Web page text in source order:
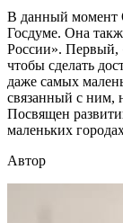
В данный момент
Госдуме. Она
России». Первый,
чтобы сделать
даже самых
связанный с ним,
Посвящен
маленьких
Автор